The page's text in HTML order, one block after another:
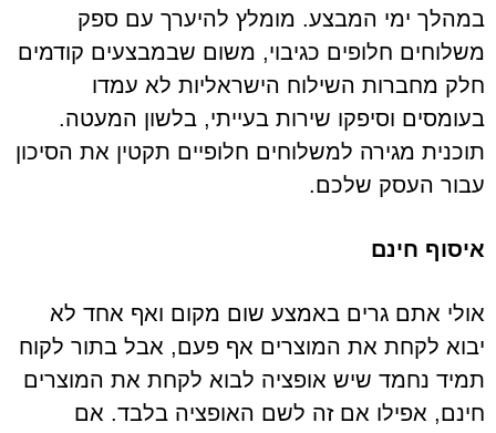
במהלך ימי המבצע. מומלץ להיערך עם ספק
משלוחים חלופים כגיבוי, משום שבמבצעים קודמים
חלק מחברות השילוח הישראליות לא עמדו
בעומסים וסיפקו שירות בעייתי, בלשון המעטה.
תוכנית מגירה למשלוחים חלופיים תקטין את הסיכון
עבור העסק שלכם.
איסוף חינם
אולי אתם גרים באמצע שום מקום ואף אחד לא
יבוא לקחת את המוצרים אף פעם, אבל בתור לקוח
תמיד נחמד שיש אופציה לבוא לקחת את המוצרים
חינם, אפילו אם זה לשם האופציה בלבד. אם